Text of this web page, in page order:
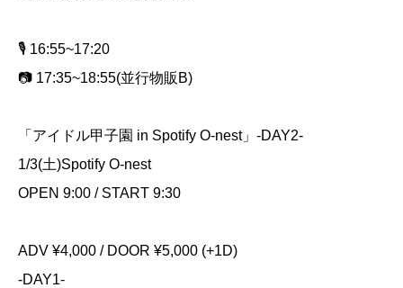
🎙️ 16:55~17:20
📷 17:35~18:55(並行物販B)
「アイドル甲子園 in Spotify O-nest」-DAY2-
1/3(土)Spotify O-nest
OPEN 9:00 / START 9:30
ADV ¥4,000 / DOOR ¥5,000 (+1D)
-DAY1-